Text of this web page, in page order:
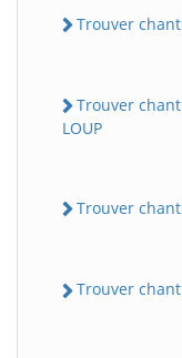
Trouver
Trouver
LOUP
Trouver
Trouver